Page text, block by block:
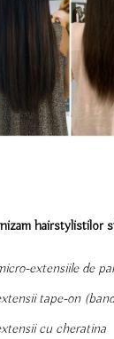
hairstylistilor
extensiile de
tape-on
cu cheratina